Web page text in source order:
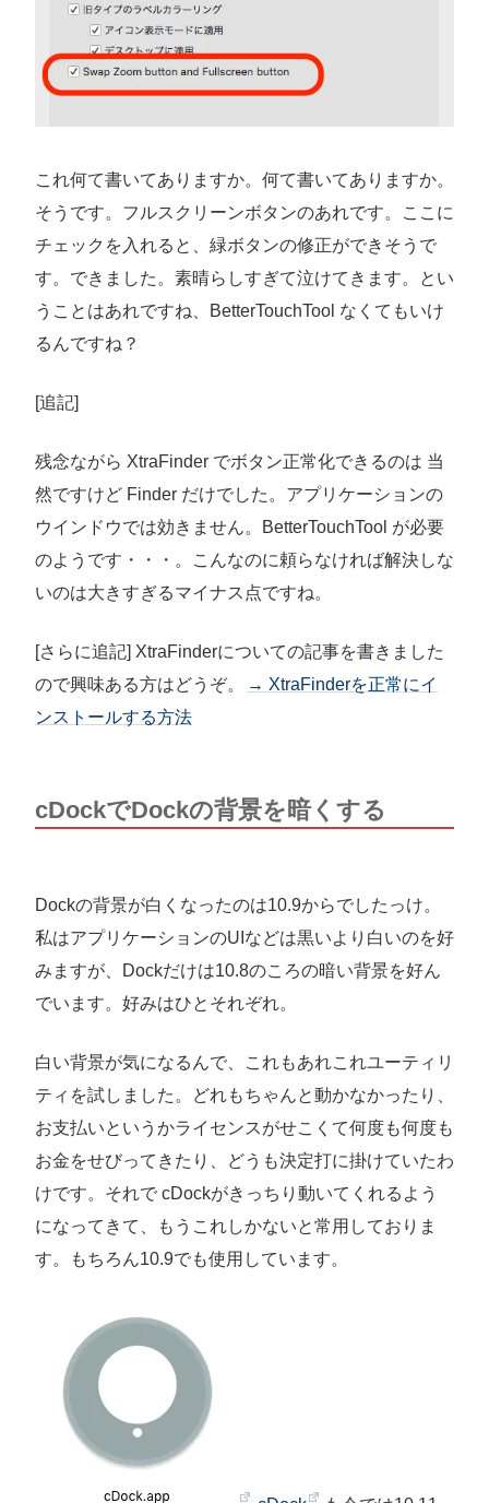
これ何て書いてありますか。何て書いてありますか。
そうです。フルスクリーンボタンのあれです。ここに
チェックを入れると、緑ボタンの修正ができそうで
す。できました。素晴らしすぎて泣けてきます。とい
うことはあれですね、BetterTouchTool なくてもいけ
るんですね？
[追記]
残念ながら XtraFinder でボタン正常化できるのは 当
然ですけど Finder だけでした。アプリケーションの
ウインドウでは効きません。BetterTouchTool が必要
のようです・・・。こんなのに頼らなければ解決しな
いのは大きすぎるマイナス点ですね。
[さらに追記] XtraFinderについての記事を書きました
ので興味ある方はどうぞ。
→ XtraFinderを正常にイ
ンストールする方法
cDockでDockの背景を暗くする
Dockの背景が白くなったのは10.9からでしたっけ。
私はアプリケーションのUIなどは黒いより白いのを好
みますが、Dockだけは10.8のころの暗い背景を好ん
でいます。好みはひとそれぞれ。
白い背景が気になるんで、これもあれこれユーティリ
ティを試しました。どれもちゃんと動かなかったり、
お支払いというかライセンスがせこくて何度も何度も
お金をせびってきたり、どうも決定打に掛けていたわ
けです。それで cDockがきっちり動いてくれるよう
になってきて、もうこれしかないと常用しておりま
す。もちろん10.9でも使用しています。